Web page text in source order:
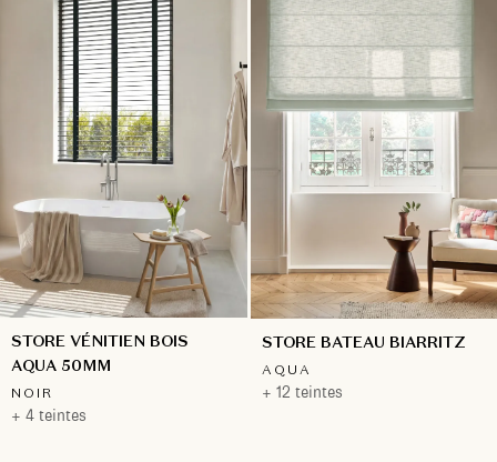
STORE VÉNITIEN BOIS
AQUA 50MM
NOIR
+ 4 teintes
STORE BATEAU BIARRITZ
AQUA
+ 12 teintes